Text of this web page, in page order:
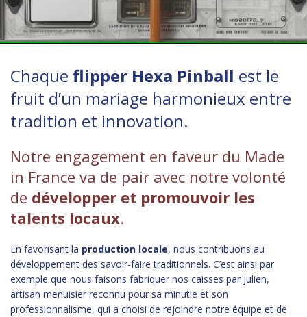
Chaque flipper Hexa Pinball est le
fruit d’un mariage harmonieux entre
tradition et innovation.
Notre engagement en faveur du Made
in France va de pair avec notre volonté
de développer et promouvoir les
talents locaux.
En favorisant la production locale, nous contribuons au
développement des savoir-faire traditionnels. C’est ainsi par
exemple que nous faisons fabriquer nos caisses par Julien,
artisan menuisier reconnu pour sa minutie et son
professionnalisme, qui a choisi de rejoindre notre équipe et de